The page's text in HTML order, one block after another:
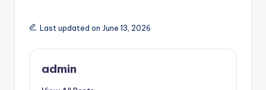
Last updated on June 13, 2026
admin